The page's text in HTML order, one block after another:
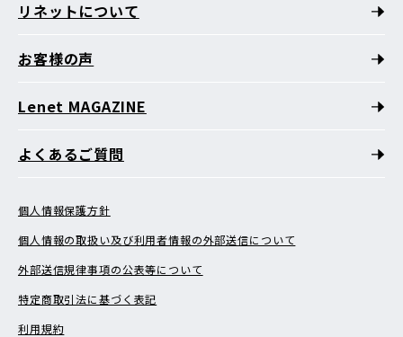
リネットについて
お客様の声
Lenet MAGAZINE
よくあるご質問
個人情報保護方針
個人情報の取扱い及び利用者情報の外部送信について
外部送信規律事項の公表等について
特定商取引法に基づく表記
利用規約